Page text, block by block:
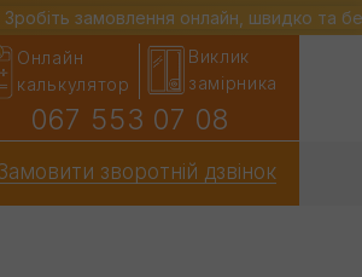
замовлення онлайн, швидко та
Онлайн
калькулятор
Виклик
замірника
067 553 07 08
зворотній дзвінок